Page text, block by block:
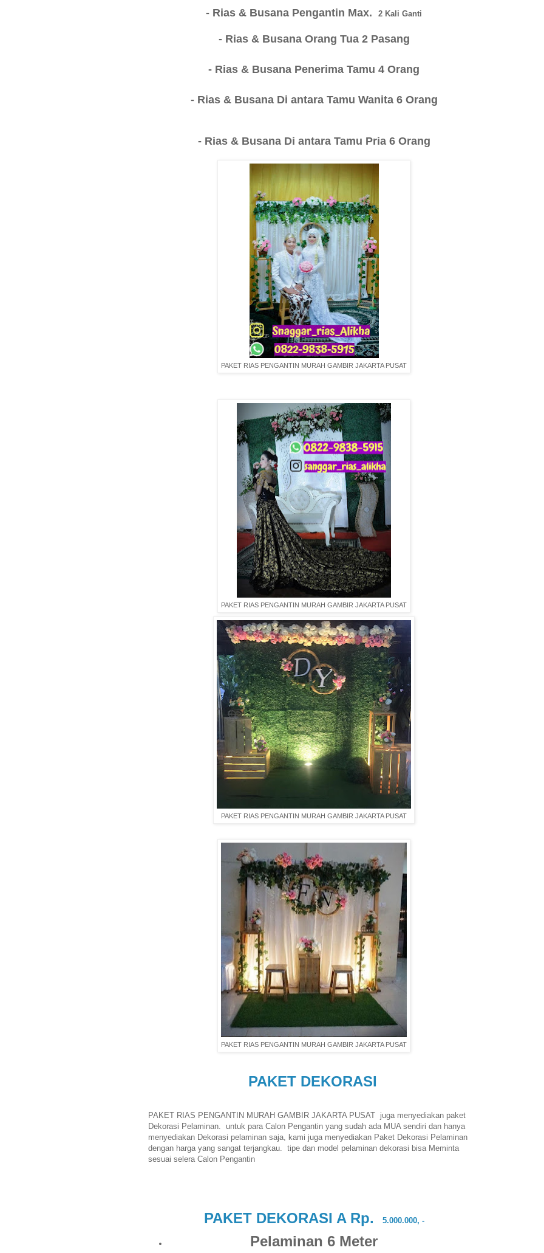
- Rias & Busana Pengantin Max. 2 Kali Ganti
- Rias & Busana Orang Tua 2 Pasang
- Rias & Busana Penerima Tamu 4 Orang
- Rias & Busana Di antara Tamu Wanita 6 Orang
- Rias & Busana Di antara Tamu Pria 6 Orang
PAKET RIAS PENGANTIN MURAH GAMBIR JAKARTA PUSAT
PAKET RIAS PENGANTIN MURAH GAMBIR JAKARTA PUSAT
PAKET RIAS PENGANTIN MURAH GAMBIR JAKARTA PUSAT
PAKET RIAS PENGANTIN MURAH GAMBIR JAKARTA PUSAT
PAKET DEKORASI
PAKET RIAS PENGANTIN MURAH GAMBIR JAKARTA PUSAT juga menyediakan paket
Dekorasi Pelaminan. untuk para Calon Pengantin yang sudah ada MUA sendiri dan hanya
menyediakan Dekorasi pelaminan saja, kami juga menyediakan Paket Dekorasi Pelaminan
dengan harga yang sangat terjangkau. tipe dan model pelaminan dekorasi bisa Meminta
sesuai selera Calon Pengantin
PAKET DEKORASI A Rp. 5.000.000, -
Pelaminan 6 Meter